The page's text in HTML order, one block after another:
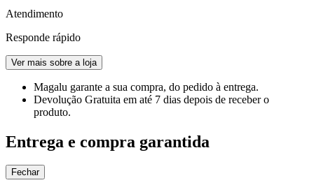
Atendimento
Responde rápido
Ver mais sobre a loja
Magalu garante a sua compra, do pedido à entrega.
Devolução Gratuita em até 7 dias depois de receber o
produto.
Entrega e compra garantida
Fechar